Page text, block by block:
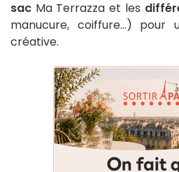
sac Ma Terrazza et les
manucure, coiffure...) pour
créative.